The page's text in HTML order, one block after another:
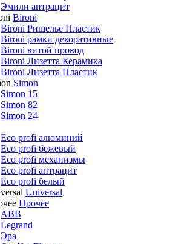
Эмили антрацит
Bironi
Bironi Ришелье Пластик
Bironi рамки декоративные
Bironi витой провод
Bironi Лизетта Керамика
Bironi Лизетта Пластик
Simon
Simon 15
Simon 82
Simon 24
Eco profi алюминий
Eco profi бежевый
Eco profi механизмы
Eco profi антрацит
Eco profi белый
Universal
Прочее
ABB
Legrand
Эра